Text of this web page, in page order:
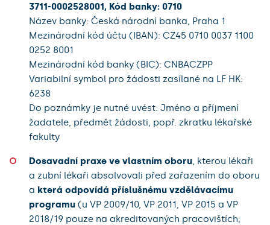
3711-0002528001, Kód banky: 0710
Název banky: Česká národní banka, Praha 1
Mezinárodní kód účtu (IBAN): CZ45 0710 0037 1100
0252 8001
Mezinárodní kód banky (BIC): CNBACZPP
Variabilní symbol pro žádosti zasílané na LF HK:
6238
Do poznámky je nutné uvést: Jméno a příjmení
žadatele, předmět žádosti, popř. zkratku lékařské
fakulty
Dosavadní praxe ve vlastním oboru , kterou lékaři
a zubní lékaři absolvovali před zařazením do oboru
a která odpovídá příslušnému vzdělávacímu
programu (u VP 2009/10, VP 2011, VP 2015 a VP
2018/19 pouze na akreditovaných pracovištích;